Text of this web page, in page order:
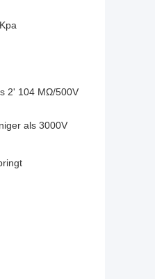
2' 104 MΩ/500V
als 3000V